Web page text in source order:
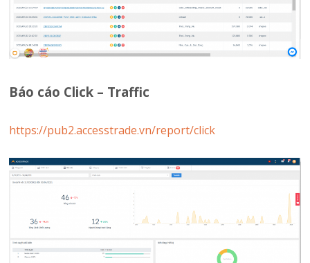
Báo cáo Click – Traffic
https://pub2.accesstrade.vn/report/click